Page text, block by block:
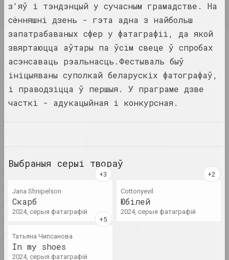
ІНФА
2025
2024
2023
2022
2021
2018
2017
2015
2014
2013
2012
2025
by shimmering of the moon
she сал...
2025. персанальная выстава
Na pamiežžach
2025. групавы праект
2025. штаб фестывалю
Аксана Гурыновіч
Грыб і воблака
2025. даследчы праект, персанальная выстава
з'яў і тэндэнцый у сучасным грамадстве. На
сённяшні дзень - гэта адна з найбольш
запатрабаваных сфер у фатаграфіі, да якой
звяртаюцца аўтары па ўсім свеце ў спробах
асэнсаваць рэальнасць.Фестываль быў
ініцыяваны суполкай беларускіх фатографаў,
і праводзіцца ў першыя. У праграме дзве
часткі - адукацыйная і конкурсная.
Выбраныя серыі твораў
Jana Shnipelson
Скарб
2024, серыя фатаграфій
Cottonyevil
Юбілей
2024, серыя фатаграфій
Татьяна Чипсанова
In my shoes
2024, серыя фатаграфій